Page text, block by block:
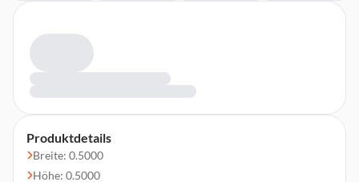
Produktdetails
Breite: 0.5000
Höhe: 0.5000